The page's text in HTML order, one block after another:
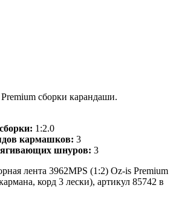
сборки карандаши.
1:2.0
кармашков: 3
шнуров: 3
лента 3962MPS (1:2) Oz-is Premium
корд 3 лески), артикул 85742 в